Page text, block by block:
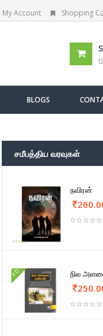
My Account Shopping
BLOGS
சமீபத்திய வரவுகள்
நவிரன்
FD நில